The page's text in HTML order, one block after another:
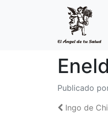
Publicado
Ingo de